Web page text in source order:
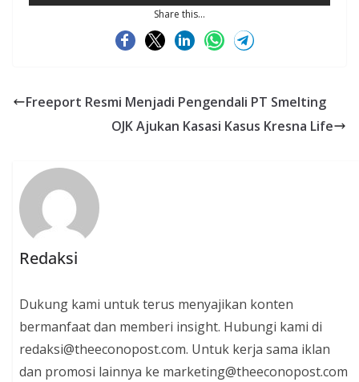
Share this...
Freeport Resmi Menjadi Pengendali PT Smelting
OJK Ajukan Kasasi Kasus Kresna Life
Redaksi
Dukung kami untuk terus menyajikan konten
bermanfaat dan memberi insight. Hubungi kami di
redaksi@theeconopost.com. Untuk kerja sama iklan
dan promosi lainnya ke marketing@theeconopost.com